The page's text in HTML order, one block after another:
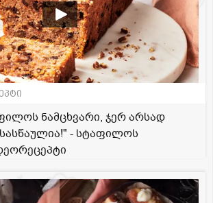
ნამცხვარი, ჯერ არსად
სასწაულია!" - სტაფილოს